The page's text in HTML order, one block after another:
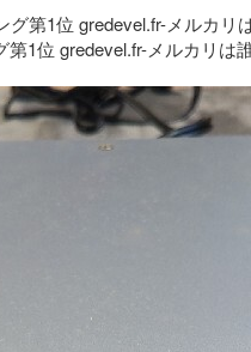
第1位 gredevel.fr-メルカリは